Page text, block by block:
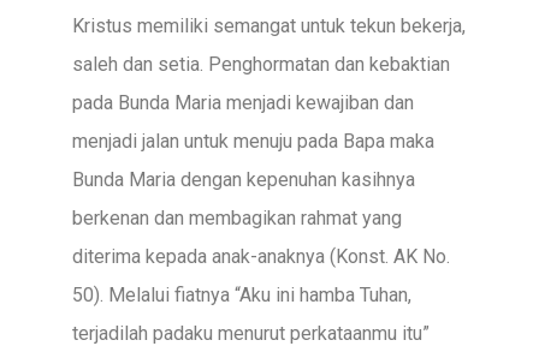
Kristus memiliki semangat untuk tekun bekerja,
saleh dan setia. Penghormatan dan kebaktian
pada Bunda Maria menjadi kewajiban dan
menjadi jalan untuk menuju pada Bapa maka
Bunda Maria dengan kepenuhan kasihnya
berkenan dan membagikan rahmat yang
diterima kepada anak-anaknya (Konst. AK No.
50). Melalui fiatnya “Aku ini hamba Tuhan,
terjadilah padaku menurut perkataanmu itu”